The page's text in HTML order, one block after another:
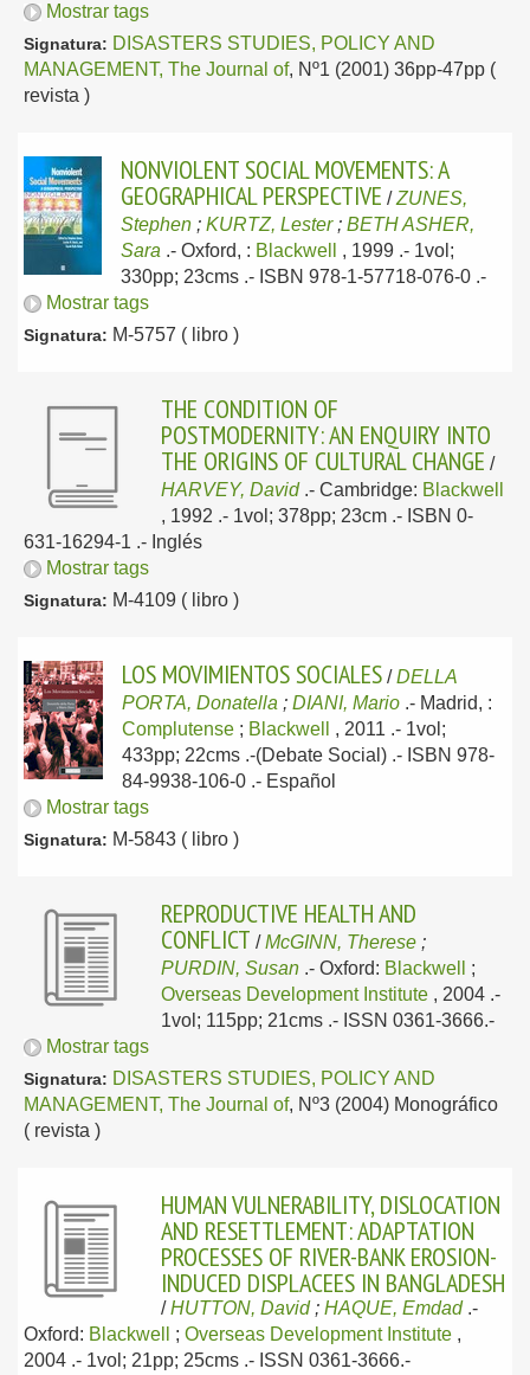
Mostrar tags
Signatura: DISASTERS STUDIES, POLICY AND
MANAGEMENT, The Journal of, Nº1 (2001) 36pp-47pp (
revista )
NONVIOLENT SOCIAL MOVEMENTS: A
GEOGRAPHICAL PERSPECTIVE /ZUNES,
Stephen ; KURTZ, Lester; BETH ASHER,
Sara .- Oxford, : Blackwell , 1999 .- 1vol;
330pp; 23cms .- ISBN 978-1-57718-076-0 .-
Mostrar tags
Signatura: M-5757 ( libro )
THE CONDITION OF
POSTMODERNITY: AN ENQUIRY INTO
THE ORIGINS OF CULTURAL CHANGE /
HARVEY, David .- Cambridge: Blackwell
, 1992 .- 1vol; 378pp; 23cm .- ISBN 0-
631-16294-1 .- Inglés
Mostrar tags
Signatura: M-4109 ( libro )
LOS MOVIMIENTOS SOCIALES /DELLA
PORTA, Donatella ; DIANI, Mario .- Madrid, :
Complutense ; Blackwell , 2011 .- 1vol;
433pp; 22cms .-(Debate Social) .- ISBN 978-
84-9938-106-0 .- Español
Mostrar tags
Signatura: M-5843 ( libro )
REPRODUCTIVE HEALTH AND
CONFLICT /McGINN, Therese ;
PURDIN, Susan .- Oxford: Blackwell
;
Overseas Development Institute , 2004 .-
1vol; 115pp; 21cms .- ISSN 0361-3666.-
Mostrar tags
Signatura: DISASTERS STUDIES, POLICY AND
MANAGEMENT, The Journal of, Nº3 (2004) Monográfico
( revista )
HUMAN VULNERABILITY, DISLOCATION
AND RESETTLEMENT: ADAPTATION
PROCESSES OF RIVER-BANK EROSION-
INDUCED DISPLACEES IN BANGLADESH
/HUTTON, David; HAQUE, Emdad .-
Oxford: Blackwell ; Overseas Development Institute ,
2004 .- 1vol; 21pp; 25cms .- ISSN 0361-3666.-